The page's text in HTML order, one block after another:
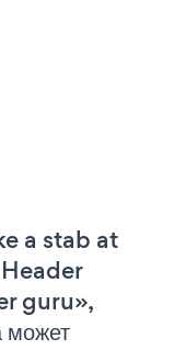
a stab at
guru»,
может